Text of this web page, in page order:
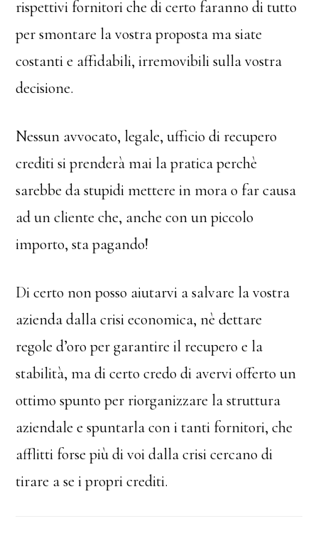
rispettivi fornitori che di certo faranno di tutto
per smontare la vostra proposta ma siate
costanti e affidabili, irremovibili sulla vostra
decisione.
Nessun avvocato, legale, ufficio di recupero
crediti si prenderà mai la pratica perchè
sarebbe da stupidi mettere in mora o far causa
ad un cliente che, anche con un piccolo
importo, sta pagando!
Di certo non posso aiutarvi a salvare la vostra
azienda dalla crisi economica, nè dettare
regole d’oro per garantire il recupero e la
stabilità, ma di certo credo di avervi offerto un
ottimo spunto per riorganizzare la struttura
aziendale e spuntarla con i tanti fornitori, che
afflitti forse più di voi dalla crisi cercano di
tirare a se i propri crediti.